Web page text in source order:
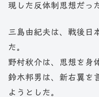
現した反体制思想だっ
三島由紀夫は、戦後日
た。
野村秋介は、思想を身
鈴木邦男は、新右翼を
ようとした。